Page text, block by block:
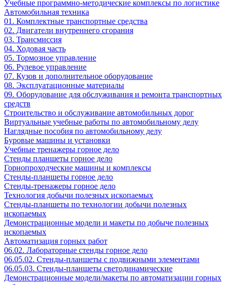
Учебные программно-методические комплексы по логистике
Автомобильная техника
01. Комплектные транспортные средства
02. Двигатели внутреннего сгорания
03. Трансмиссия
04. Ходовая часть
05. Тормозное управление
06. Рулевое управление
07. Кузов и дополнительное оборудование
08. Эксплуатационные материалы
09. Оборудование для обслуживания и ремонта транспортных
средств
Строительство и обслуживание автомобильных дорог
Виртуальные учебные работы по автомобильному делу
Наглядные пособия по автомобильному делу
Буровые машины и установки
Учебные тренажеры горное дело
Стенды планшеты горное дело
Горнопроходческие машины и комплексы
Стенды-планшеты горное дело
Стенды-тренажеры горное дело
Технология добычи полезных ископаемых
Стенды-планшеты по технологии добычи полезных
ископаемых
Демонстрационные модели и макеты по добыче полезных
ископаемых
Автоматизация горных работ
06.02. Лабораторные стенды горное дело
06.05.02. Стенды-планшеты с подвижными элементами
06.05.03. Стенды-планшеты светодинамические
Демонстрационные модели/макеты по автоматизации горных